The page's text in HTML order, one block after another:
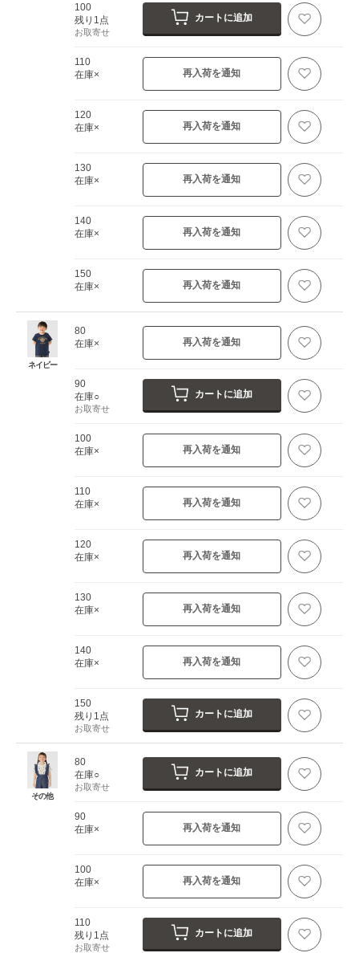
100
残り1点
お取寄せ
カートに追加
110
在庫×
再入荷を通知
120
在庫×
再入荷を通知
130
在庫×
再入荷を通知
140
在庫×
再入荷を通知
150
在庫×
再入荷を通知
ネイビー
80
在庫×
再入荷を通知
90
在庫○
お取寄せ
カートに追加
100
在庫×
再入荷を通知
110
在庫×
再入荷を通知
120
在庫×
再入荷を通知
130
在庫×
再入荷を通知
140
在庫×
再入荷を通知
150
残り1点
お取寄せ
カートに追加
その他
80
在庫○
お取寄せ
カートに追加
90
在庫×
再入荷を通知
100
在庫×
再入荷を通知
110
残り1点
お取寄せ
カートに追加